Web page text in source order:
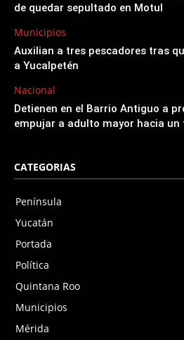
de quedar sepultado en Motul
Municipios
Auxilian a tres pescadores tras
a Yucalpetén
Nacional
Detienen en el Barrio Antiguo a
empujar a adulto mayor hacia un
CATEGORIAS
Península
Yucatán
Portada
Política
Quintana Roo
Municipios
Mérida